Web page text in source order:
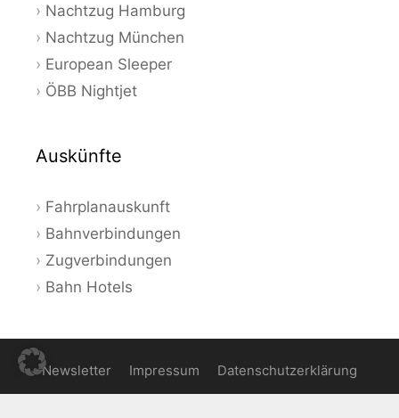
Nachtzug Hamburg
Nachtzug München
European Sleeper
ÖBB Nightjet
Auskünfte
Fahrplanauskunft
Bahnverbindungen
Zugverbindungen
Bahn Hotels
Newsletter Impressum Datenschutzerklärung